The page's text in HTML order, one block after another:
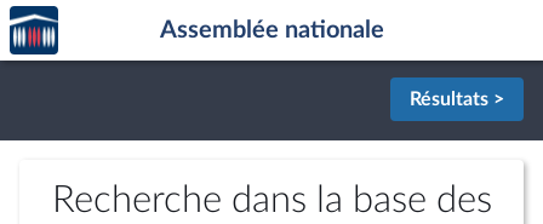
Aller au contenu
Aller en bas de la page
Accèder
à la
page
Assemblée nationale
Résultats >
Recherche dans la base des